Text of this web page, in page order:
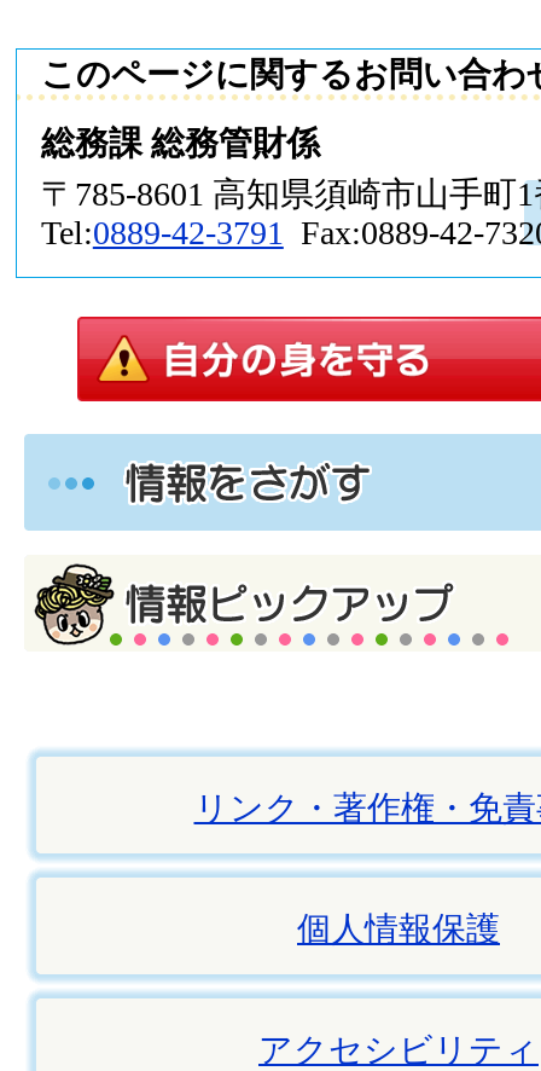
このページに関するお問い合わ
総務課 総務管財係
〒785-8601 高知県須崎市山手町
Tel:0889-42-3791 Fax:0889-42-
リンク・著作権・免
個人情報保護
アクセシビリティ